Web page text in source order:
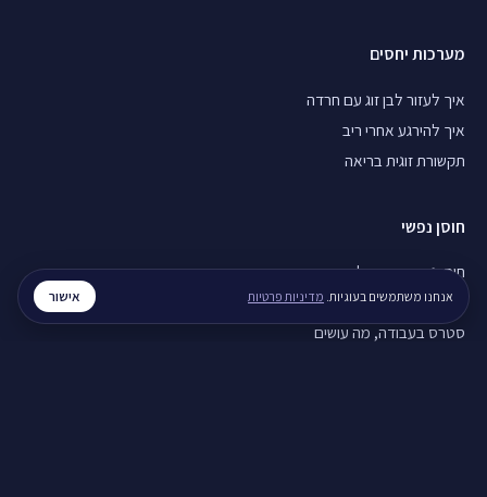
מערכות יחסים
איך לעזור לבן זוג עם חרדה
איך להירגע אחרי ריב
תקשורת זוגית בריאה
חוסן נפשי
חוסן נפשי בזמן מלחמה
ויסות רגשי, איך מתרגלים
סטרס בעבודה, מה עושים
אנחנו משתמשים בעוגיות. מדיניות פרטיות אישור